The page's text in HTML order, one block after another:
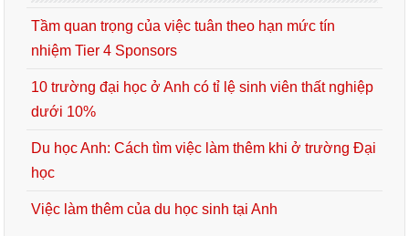
Tầm quan trọng của việc tuân theo hạn mức tín
nhiệm Tier 4 Sponsors
10 trường đại học ở Anh có tỉ lệ sinh viên thất nghiệp
dưới 10%
Du học Anh: Cách tìm việc làm thêm khi ở trường Đại
học
Việc làm thêm của du học sinh tại Anh